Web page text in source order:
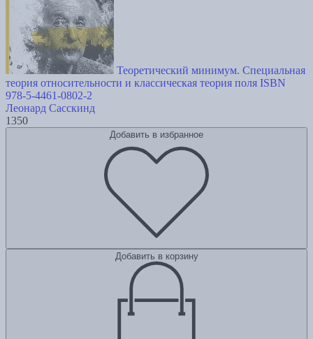
Теоретический минимум. Специальная
теория относительности и классическая теория поля ISBN
978-5-4461-0802-2
Леонард Сасскинд
1350
Добавить в избранное
Добавить в корзину